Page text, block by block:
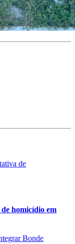
homicídio em